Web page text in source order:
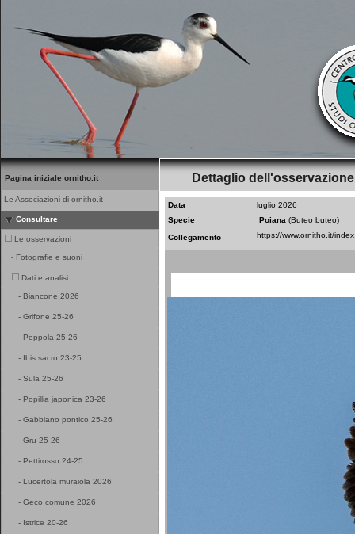
Pagina iniziale ornitho.it
Le Associazioni di ornitho.it
Consultare
Le osservazioni
- Fotografie e suoni
Dati e analisi
- Biancone 2026
- Grifone 25-26
- Peppola 25-26
- Ibis sacro 23-25
- Sula 25-26
- Popillia japonica 23-26
- Gabbiano pontico 25-26
- Gru 25-26
- Pettirosso 24-25
- Lucertola muraiola 2026
- Geco comune 2026
- Istrice 20-26
Dettaglio dell'osservazione
Data
luglio 2026
Specie
Poiana (Buteo buteo)
Collegamento